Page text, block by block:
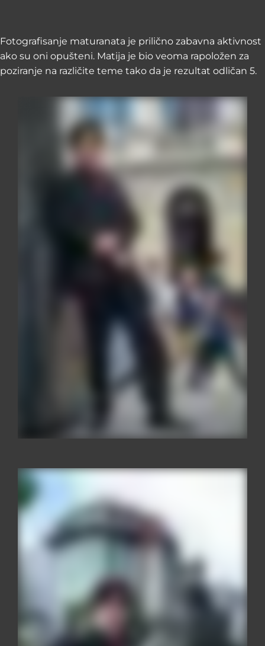
Fotografisanje maturanata je prilično zabavna aktivnost
ako su oni opušteni. Matija je bio veoma rapoložen za
poziranje na različite teme tako da je rezultat odličan 5.